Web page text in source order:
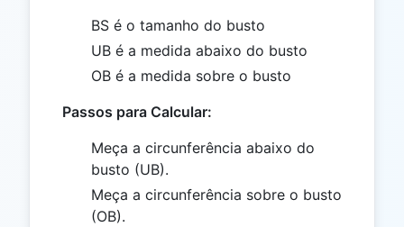
BS é o tamanho do busto
UB é a medida abaixo do busto
OB é a medida sobre o busto
Passos para Calcular:
Meça a circunferência abaixo do
busto (UB).
Meça a circunferência sobre o busto
(OB).